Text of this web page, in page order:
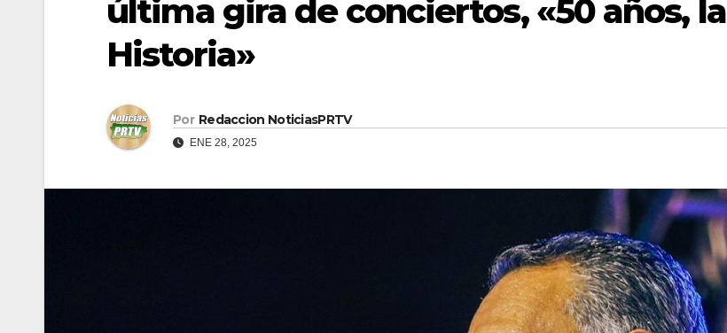
última gira de conciertos, «50 años, la
Historia»
Por Redaccion NoticiasPRTV
ENE 28, 2025